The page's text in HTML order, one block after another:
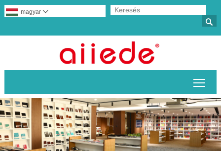

magyar 